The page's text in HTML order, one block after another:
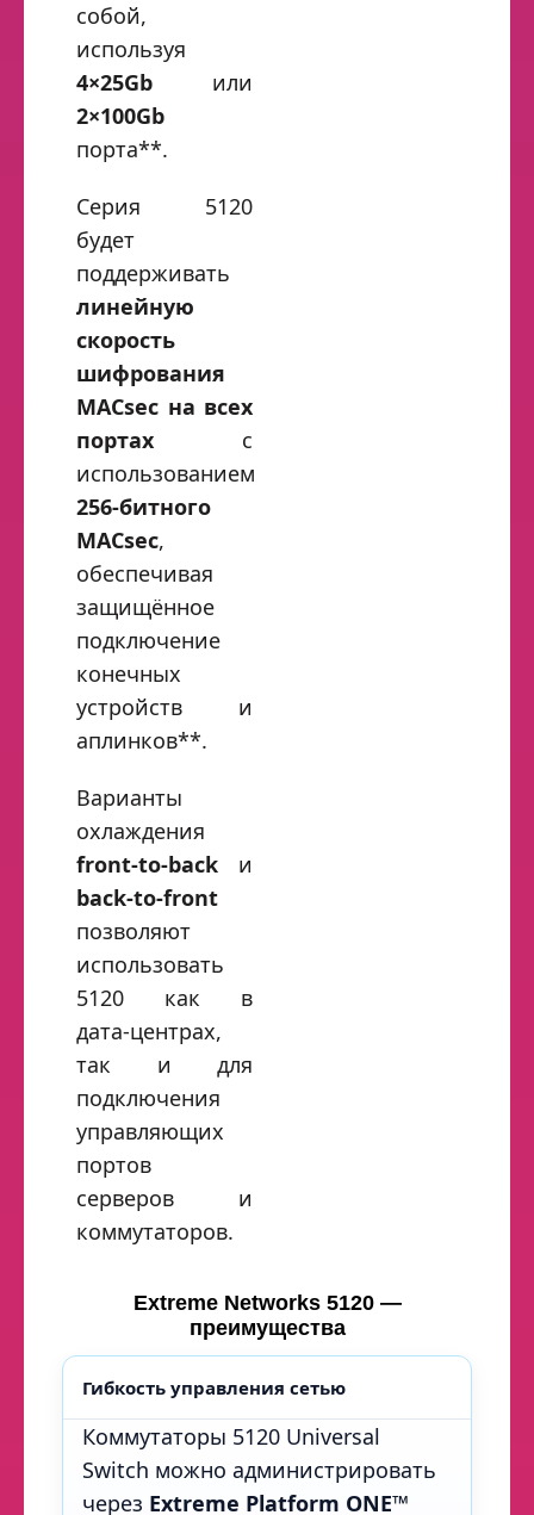
собой,
используя
4×25Gb или
2×100Gb
порта**.
Серия 5120
будет
поддерживать
линейную
скорость
шифрования
MACsec на всех
портах с
использованием
256‑битного
MACsec,
обеспечивая
защищённое
подключение
конечных
устройств и
аплинков**.
Варианты
охлаждения
front‑to‑back и
back‑to‑front
позволяют
использовать
5120 как в
дата‑центрах,
так и для
подключения
управляющих
портов
серверов и
коммутаторов.
Extreme Networks 5120 —
преимущества
Гибкость управления сетью
Коммутаторы 5120 Universal
Switch можно администрировать
через Extreme Platform ONE™